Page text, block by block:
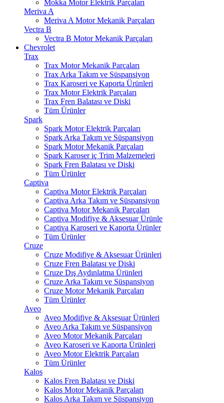
Mokka Motor Elektrik Parçaları
Meriva A
Meriva A Motor Mekanik Parçaları
Vectra B
Vectra B Motor Mekanik Parçaları
Chevrolet
Trax
Trax Motor Mekanik Parçaları
Trax Arka Takım ve Süspansiyon
Trax Karoseri ve Kaporta Ürünleri
Trax Motor Elektrik Parçaları
Trax Fren Balatası ve Diski
Tüm Ürünler
Spark
Spark Motor Elektrik Parçaları
Spark Arka Takım ve Süspansiyon
Spark Motor Mekanik Parçaları
Spark Karoser iç Trim Malzemeleri
Spark Fren Balatası ve Diski
Tüm Ürünler
Captiva
Captiva Motor Elektrik Parçaları
Captiva Arka Takım ve Süspansiyon
Captiva Motor Mekanik Parçaları
Captiva Modifiye & Aksesuar Ürünle
Captiva Karoseri ve Kaporta Ürünler
Tüm Ürünler
Cruze
Cruze Modifiye & Aksesuar Ürünleri
Cruze Fren Balatası ve Diski
Cruze Dış Aydınlatma Ürünleri
Cruze Arka Takım ve Süspansiyon
Cruze Motor Mekanik Parçaları
Tüm Ürünler
Aveo
Aveo Modifiye & Aksesuar Ürünleri
Aveo Arka Takım ve Süspansiyon
Aveo Motor Mekanik Parçaları
Aveo Karoseri ve Kaporta Ürünleri
Aveo Motor Elektrik Parçaları
Tüm Ürünler
Kalos
Kalos Fren Balatası ve Diski
Kalos Motor Mekanik Parçaları
Kalos Arka Takım ve Süspansiyon